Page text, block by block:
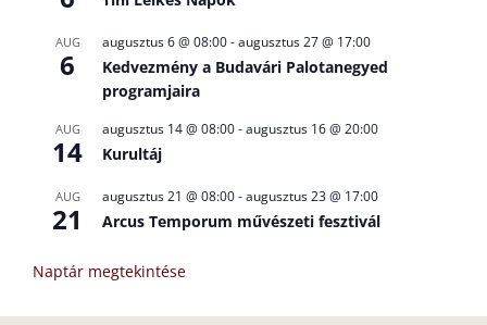
AUG
6
augusztus 6 @ 08:00-augusztus 27 @ 17:00
Kedvezmény a Budavári Palotanegyed
programjaira
AUG
14
augusztus 14 @ 08:00-augusztus 16 @ 20:00
Kurultáj
AUG
21
augusztus 21 @ 08:00-augusztus 23 @ 17:00
Arcus Temporum művészeti fesztivál
Naptár megtekintése